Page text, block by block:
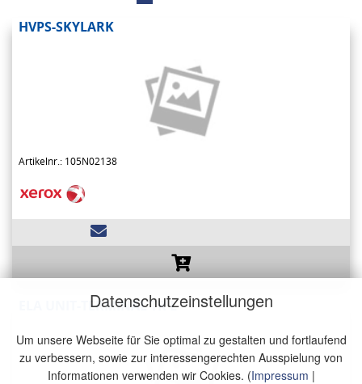
Datenschutzeinstellungen
Um unsere Webseite für Sie optimal zu gestalten und fortlaufend
zu verbessern, sowie zur interessengerechten Ausspielung von
Informationen verwenden wir Cookies. (Impressum |
HVPS-SKYLARK
Artikelnr.: 105N02138
ELA UNIT-TERMINAL TR L